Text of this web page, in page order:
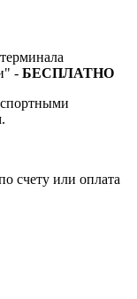
- БЕСПЛАТНО
счету или оплата